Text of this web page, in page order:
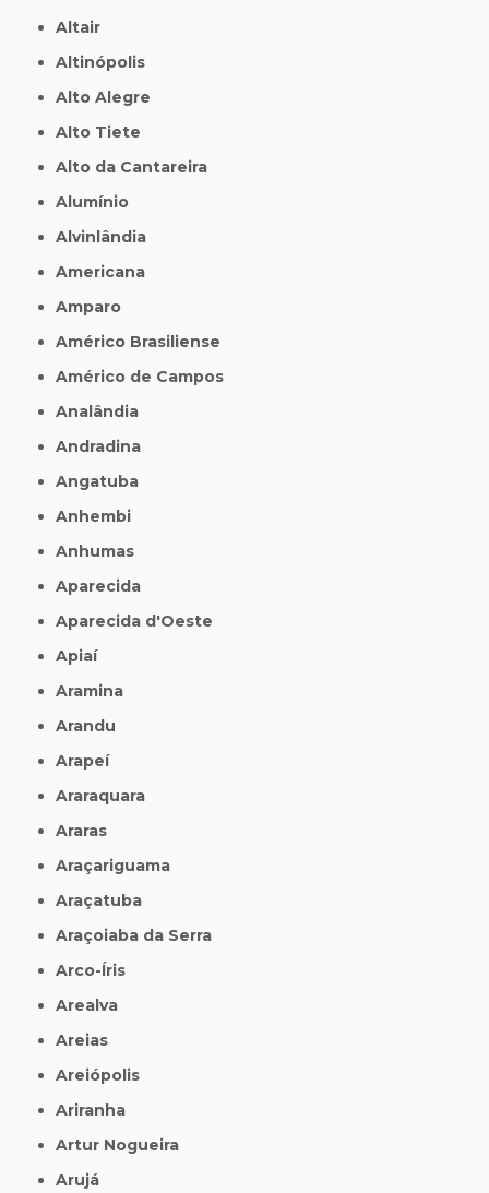
Altair
Altinópolis
Alto Alegre
Alto Tiete
Alto da Cantareira
Alumínio
Alvinlândia
Americana
Amparo
Américo Brasiliense
Américo de Campos
Analândia
Andradina
Angatuba
Anhembi
Anhumas
Aparecida
Aparecida d'Oeste
Apiaí
Aramina
Arandu
Arapeí
Araraquara
Araras
Araçariguama
Araçatuba
Araçoiaba da Serra
Arco-Íris
Arealva
Areias
Areiópolis
Ariranha
Artur Nogueira
Arujá